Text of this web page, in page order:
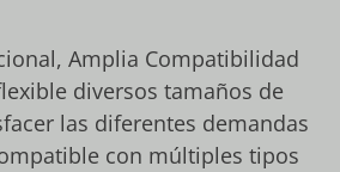
Amplia Compatibilidad
diversos tamaños de
las diferentes demandas
con múltiples tipos